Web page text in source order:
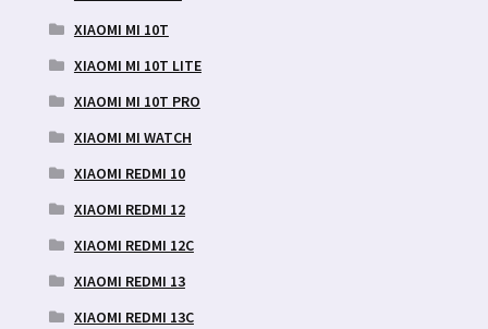
XIAOMI MI 10T
XIAOMI MI 10T LITE
XIAOMI MI 10T PRO
XIAOMI MI WATCH
XIAOMI REDMI 10
XIAOMI REDMI 12
XIAOMI REDMI 12C
XIAOMI REDMI 13
XIAOMI REDMI 13C